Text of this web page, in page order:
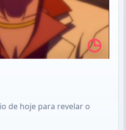
◷
de hoje para revelar o